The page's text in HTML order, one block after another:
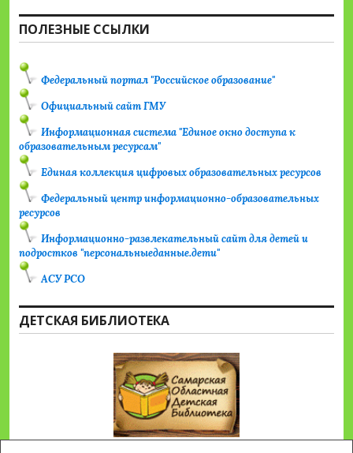
ПОЛЕЗНЫЕ ССЫЛКИ
Федеральный портал "Российское образование"
Официальный сайт ГМУ
Информационная система "Единое окно доступа к
образовательным ресурсам"
Единая коллекция цифровых образовательных ресурсов
Федеральный центр информационно-образовательных
ресурсов
Информационно-развлекательный сайт для детей и
подростков "персональныеданные.дети"
АСУ РСО
ДЕТСКАЯ БИБЛИОТЕКА